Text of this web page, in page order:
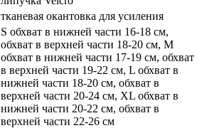
тканевая окантовка для усиления
S обхват в нижней части 16-18 см,
обхват в верхней части 18-20 см, М
обхват в нижней части 17-19 см, обхват
в верхней части 19-22 см, L обхват в
нижней части 18-20 см, обхват в
верхней части 20-24 см, XL обхват в
нижней части 20-22 см, обхват в
верхней части 22-26 см